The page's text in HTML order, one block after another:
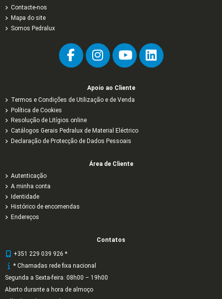
Contacte-nos
Mapa do site
Somos Pedralux
Apoio ao Cliente
Termos e Condições de Utilização e de Venda
Política de Cookies
Resolução de Litígios online
Catálogos Gerais Pedralux de Material Eléctrico
Declaração de Protecção de Dados Pessoais
Área de Cliente
Autenticação
A minha conta
Identidade
Histórico de encomendas
Endereços
Contatos
+351 229 039 926 *
* Chamadas rede fixa nacional
Segunda a Sexta-feira: 08h00 – 19h00
Aberto durante a hora de almoço